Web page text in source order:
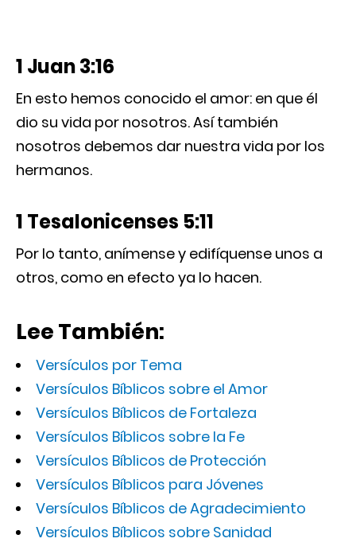
1 Juan 3:16
En esto hemos conocido el amor: en que él
dio su vida por nosotros. Así también
nosotros debemos dar nuestra vida por los
hermanos.
1 Tesalonicenses 5:11
Por lo tanto, anímense y edifíquense unos a
otros, como en efecto ya lo hacen.
Lee También:
Versículos por Tema
Versículos Bíblicos sobre el Amor
Versículos Bíblicos de Fortaleza
Versículos Bíblicos sobre la Fe
Versículos Bíblicos de Protección
Versículos Bíblicos para Jóvenes
Versículos Bíblicos de Agradecimiento
Versículos Bíblicos sobre Sanidad